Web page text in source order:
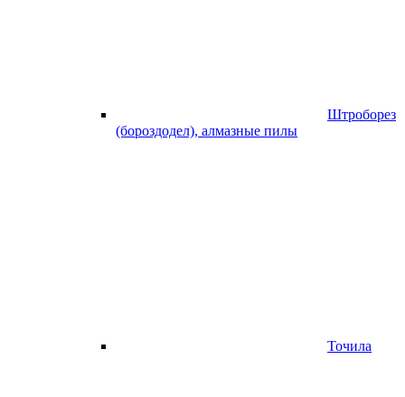
Штроборез
(бороздодел), алмазные пилы
Точила